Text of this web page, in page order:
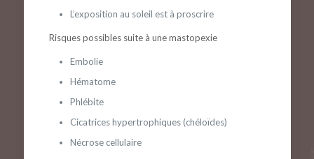
L’exposition au soleil est à proscrire
Risques possibles suite à une mastopexie
Embolie
Hématome
Phlébite
Cicatrices hypertrophiques (chéloïdes)
Nécrose cellulaire